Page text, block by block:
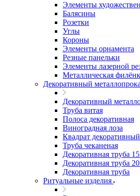
Элементы
Балясины
Розетки
Углы
Короны
Элементы орнамента
Резные панельки
Элементы лазерной
Металлическая
Декоративный
Декоративный
Труба витая
Полоса декоративная
Виноградная лоза
Квадрат декоративный
Труба чеканеная
Декоративная труба
Декоративная труба
Декоративная труба
Ритуальные изделия